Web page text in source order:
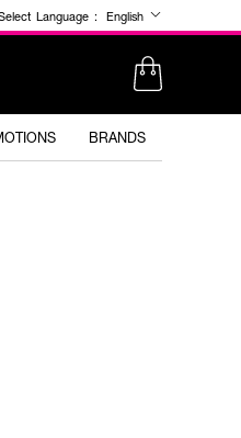
Language : English
BRANDS